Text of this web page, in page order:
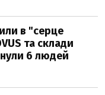
в "серце
та склади
6 людей